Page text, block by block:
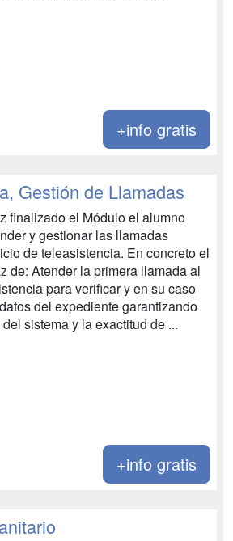
+info gratis
Gestión de Llamadas
finalizado el Módulo el alumno
y gestionar las llamadas
de teleasistencia. En concreto el
de: Atender la primera llamada al
para verificar y en su caso
del expediente garantizando
sistema y la exactitud de ...
+info gratis